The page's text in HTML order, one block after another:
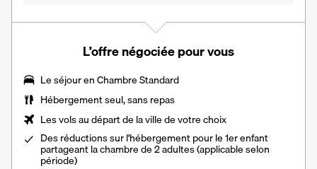
L’offre négociée pour vous
Le séjour en Chambre Standard
Hébergement seul, sans repas
Les vols au départ de la ville de votre choix
Des réductions sur l'hébergement pour le 1er enfant
partageant la chambre de 2 adultes (applicable selon
période)